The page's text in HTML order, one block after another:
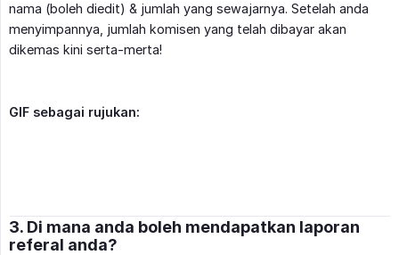
nama (boleh diedit) & jumlah yang sewajarnya. Setelah anda
menyimpannya, jumlah komisen yang telah dibayar akan
dikemas kini serta-merta!
GIF sebagai rujukan:
3. Di mana anda boleh mendapatkan laporan
referal anda?